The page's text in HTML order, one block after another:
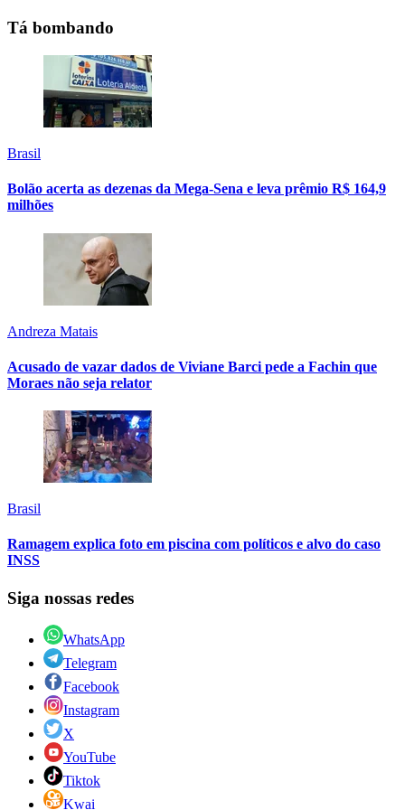
Tá bombando
Brasil
Bolão acerta as dezenas da Mega-Sena e leva prêmio R$ 164,9
milhões
Andreza Matais
Acusado de vazar dados de Viviane Barci pede a Fachin que
Moraes não seja relator
Brasil
Ramagem explica foto em piscina com políticos e alvo do caso
INSS
Siga nossas redes
WhatsApp
Telegram
Facebook
Instagram
X
YouTube
Tiktok
Kwai